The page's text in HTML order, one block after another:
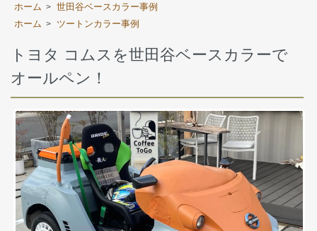
ホーム > 世田谷ベースカラー事例
ホーム > ツートンカラー事例
トヨタ コムスを世田谷ベースカラーで
オールペン！